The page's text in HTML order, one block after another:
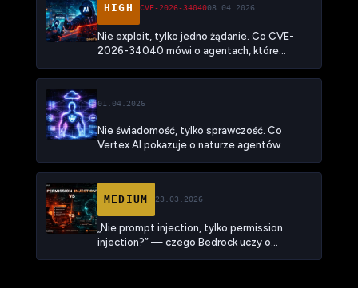
HIGH CVE-2026-3404008.04.2026
Nie exploit, tylko jedno żądanie. Co CVE-
2026-34040 mówi o agentach, które
01.04.2026
Nie świadomość, tylko sprawczość. Co
Vertex AI pokazuje o naturze agentów
MEDIUM 23.03.2026
„Nie prompt injection, tylko permission
injection?” — czego Bedrock uczy o